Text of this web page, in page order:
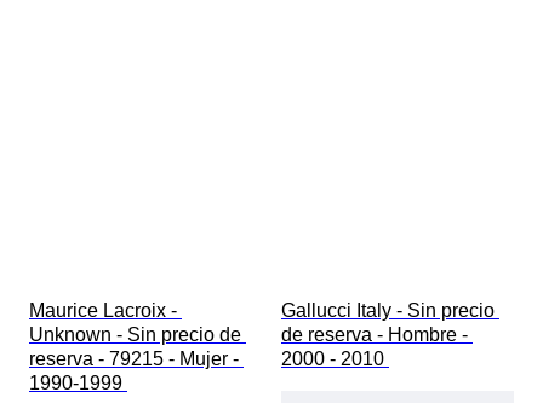
Maurice Lacroix -
Unknown - Sin precio de
reserva - 79215 - Mujer -
1990-1999
Gallucci Italy - Sin precio
de reserva - Hombre -
2000 - 2010